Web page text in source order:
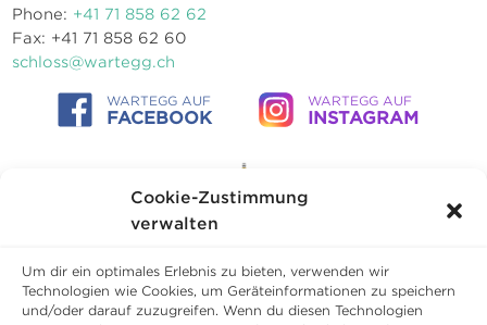
Cookie-Zustimmung
verwalten
Um dir ein optimales Erlebnis zu bieten, verwenden wir
Technologien wie Cookies, um Geräteinformationen zu speichern
und/oder darauf zuzugreifen. Wenn du diesen Technologien
Phone: +41 71 858 62 62
Fax: +41 71 858 62 60
schloss@wartegg.ch
WARTEGG AUF
FACEBOOK
WARTEGG AUF
INSTAGRAM